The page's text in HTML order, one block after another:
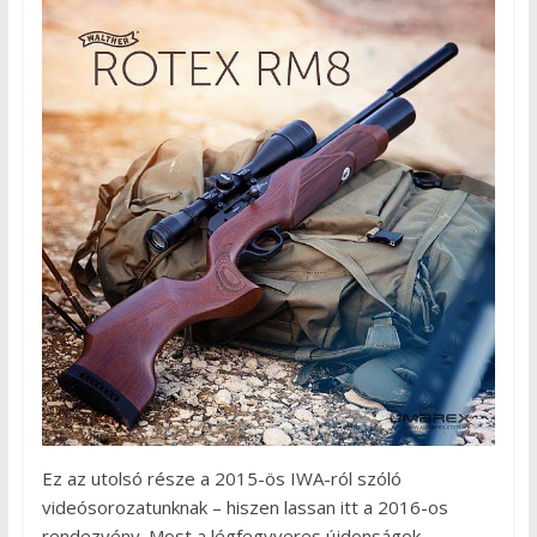
Ez az utolsó része a 2015-ös IWA-ról szóló
videósorozatunknak – hiszen lassan itt a 2016-os